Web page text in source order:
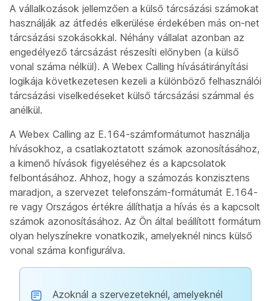
A vállalkozások jellemzően a külső tárcsázási számokat
használják az átfedés elkerülése érdekében más on-net
tárcsázási szokásokkal. Néhány vállalat azonban az
engedélyező tárcsázást részesíti előnyben (a külső
vonal száma nélkül). A Webex Calling hívásátirányítási
logikája következetesen kezeli a különböző felhasználói
tárcsázási viselkedéseket külső tárcsázási számmal és
anélkül.
A Webex Calling az E.164-számformátumot használja
hívásokhoz, a csatlakoztatott számok azonosításához,
a kimenő hívások figyeléséhez és a kapcsolatok
felbontásához. Ahhoz, hogy a számozás konzisztens
maradjon, a szervezet telefonszám-formátumát E.164-
re vagy Országos értékre állíthatja a hívás és a kapcsolt
számok azonosításához. Az Ön által beállított formátum
olyan helyszínekre vonatkozik, amelyeknél nincs külső
vonal száma konfigurálva.
Azoknál a szervezeteknél, amelyeknél